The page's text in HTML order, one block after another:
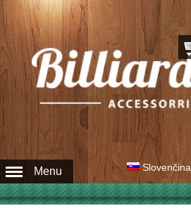
Slovenčina
Menu